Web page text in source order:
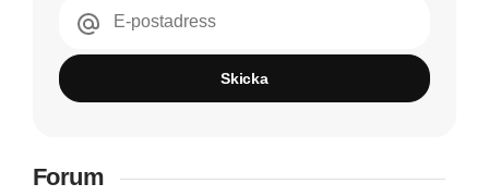
E-postadress
Skicka
Forum